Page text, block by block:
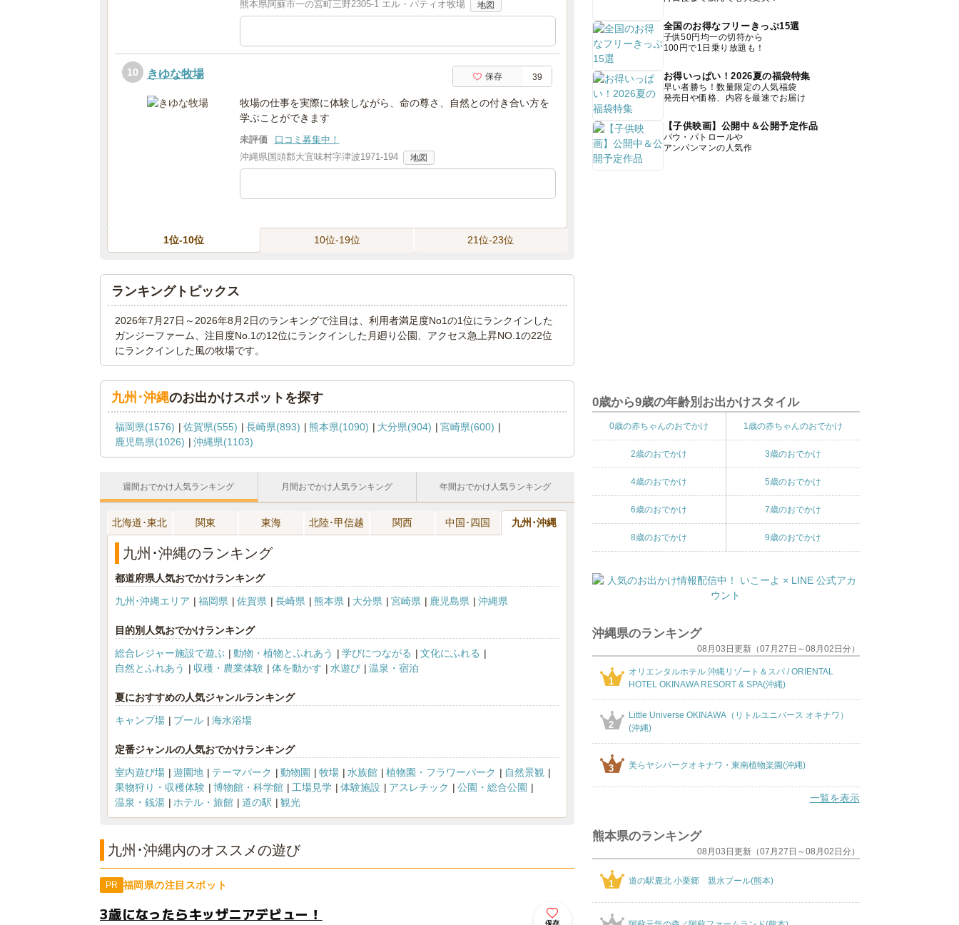
熊本県阿蘇市一の宮町三野2305-1 エル・パティオ牧場
地図
10 きゆな牧場 保存 39
牧場の仕事を実際に体験しながら、命の尊さ、自然との付き合い方を
学ぶことができます
未評価
口コミ募集中！
沖縄県国頭郡大宜味村字津波1971-194
地図
1位-10位 10位-19位 21位-23位
ランキングトピックス
2026年7月27日～2026年8月2日のランキングで注目は、利用者満足度No1の1位にランクインした
ガンジーファーム、注目度No.1の12位にランクインした月廻り公園、アクセス急上昇NO.1の22位
にランクインした風の牧場です。
九州･沖縄のお出かけスポットを探す
福岡県(1576) 佐賀県(555) 長崎県(893) 熊本県(1090) 大分県(904)
宮崎県(600)
鹿児島県(1026)
沖縄県(1103)
週間おでかけ人気ランキング 月間おでかけ人気ランキング 年間おでかけ人気ランキング
北海道･東北 関東 東海 北陸･甲信越 関西 中国･四国 九州･沖縄
九州･沖縄のランキング
都道府県人気おでかけランキング
九州･沖縄エリア
福岡県 佐賀県 長崎県 熊本県 大分県 宮崎県 鹿児島県 沖縄県
目的別人気おでかけランキング
総合レジャー施設で遊ぶ
動物・植物とふれあう 学びにつながる
文化にふれる
自然とふれあう
収穫・農業体験 体を動かす 水遊び 温泉・宿泊
夏におすすめの人気ジャンルランキング
キャンプ場
プール 海水浴場
定番ジャンルの人気おでかけランキング
室内遊び場
遊園地 テーマパーク 動物園 牧場 水族館 植物園・フラワーパーク
自然景観
果物狩り・収穫体験
博物館・科学館 工場見学 体験施設 アスレチック
公園・総合公園
温泉・銭湯
ホテル・旅館 道の駅 観光
九州･沖縄内のオススメの遊び
PR 福岡県の注目スポット
3歳になったらキッザニアデビュー！
保存
全国のお得なフリーきっぷ15選
子供50円均一の切符から
100円で1日乗り放題も！
お得いっぱい！2026夏の福袋特集
早い者勝ち！数量限定の人気福袋
発売日や価格、内容を最速でお届け
【子供映画】公開中＆公開予定作品
パウ・パトロールや
アンパンマンの人気作
0歳から9歳の年齢別お出かけスタイル
0歳の赤ちゃんのおでかけ 1歳の赤ちゃんのおでかけ
2歳のおでかけ 3歳のおでかけ
4歳のおでかけ 5歳のおでかけ
6歳のおでかけ 7歳のおでかけ
8歳のおでかけ 9歳のおでかけ
沖縄県のランキング
08月03日更新（07月27日～08月02日分）
1
オリエンタルホテル 沖縄リゾート＆スパ / ORIENTAL
HOTEL OKINAWA RESORT & SPA(沖縄)
2
Little Universe OKINAWA（リトルユニバース オキナワ）
(沖縄)
3 美らヤシパークオキナワ・東南植物楽園(沖縄)
一覧を表示
熊本県のランキング
08月03日更新（07月27日～08月02日分）
1 道の駅鹿北 小栗郷 親水プール(熊本)